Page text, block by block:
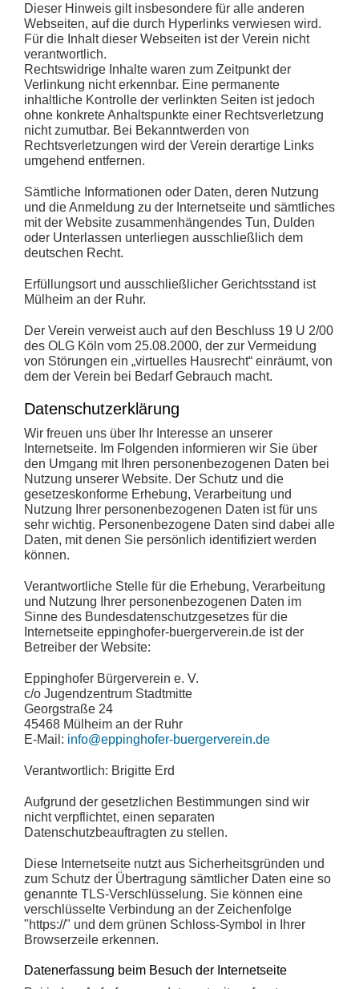
Dieser Hinweis gilt insbesondere für alle anderen
Webseiten, auf die durch Hyperlinks verwiesen wird.
Für die Inhalt dieser Webseiten ist der Verein nicht
verantwortlich.
Rechtswidrige Inhalte waren zum Zeitpunkt der
Verlinkung nicht erkennbar. Eine permanente
inhaltliche Kontrolle der verlinkten Seiten ist jedoch
ohne konkrete Anhaltspunkte einer Rechtsverletzung
nicht zumutbar. Bei Bekanntwerden von
Rechtsverletzungen wird der Verein derartige Links
umgehend entfernen.
Sämtliche Informationen oder Daten, deren Nutzung
und die Anmeldung zu der Internetseite und sämtliches
mit der Website zusammenhängendes Tun, Dulden
oder Unterlassen unterliegen ausschließlich dem
deutschen Recht.
Erfüllungsort und ausschließlicher Gerichtsstand ist
Mülheim an der Ruhr.
Der Verein verweist auch auf den Beschluss 19 U 2/00
des OLG Köln vom 25.08.2000, der zur Vermeidung
von Störungen ein „virtuelles Hausrecht“ einräumt, von
dem der Verein bei Bedarf Gebrauch macht.
Datenschutzerklärung
Wir freuen uns über Ihr Interesse an unserer
Internetseite. Im Folgenden informieren wir Sie über
den Umgang mit Ihren personenbezogenen Daten bei
Nutzung unserer Website. Der Schutz und die
gesetzeskonforme Erhebung, Verarbeitung und
Nutzung Ihrer personenbezogenen Daten ist für uns
sehr wichtig. Personenbezogene Daten sind dabei alle
Daten, mit denen Sie persönlich identifiziert werden
können.
Verantwortliche Stelle für die Erhebung, Verarbeitung
und Nutzung Ihrer personenbezogenen Daten im
Sinne des Bundesdatenschutzgesetzes für die
Internetseite eppinghofer-buergerverein.de ist der
Betreiber der Website:
Eppinghofer Bürgerverein e. V.
c/o Jugendzentrum Stadtmitte
Georgstraße 24
45468 Mülheim an der Ruhr
E-Mail: info@eppinghofer-buergerverein.de
Verantwortlich: Brigitte Erd
Aufgrund der gesetzlichen Bestimmungen sind wir
nicht verpflichtet, einen separaten
Datenschutzbeauftragten zu stellen.
Diese Internetseite nutzt aus Sicherheitsgründen und
zum Schutz der Übertragung sämtlicher Daten eine so
genannte TLS-Verschlüsselung. Sie können eine
verschlüsselte Verbindung an der Zeichenfolge
"https://" und dem grünen Schloss-Symbol in Ihrer
Browserzeile erkennen.
Datenerfassung beim Besuch der Internetseite